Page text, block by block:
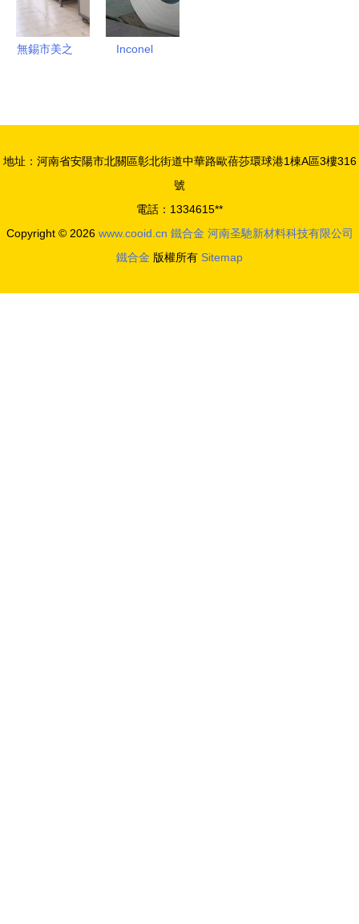
無錫市美之
解決方案
Inconel
探析
地址：河南省安陽市北關區彰北街道中華路歐蓓莎環球港1棟A區3樓316
號
電話：1334615**
Copyright © 2026 www.cooid.cn 鐵合金 河南圣馳新材料科技有限公司
鐵合金 版權所有 Sitemap